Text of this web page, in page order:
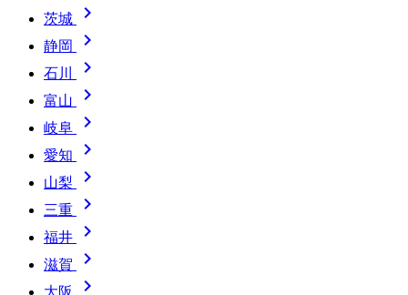
茨城 
静岡 
石川 
富山 
岐阜 
愛知 
山梨 
三重 
福井 
滋賀 
大阪 